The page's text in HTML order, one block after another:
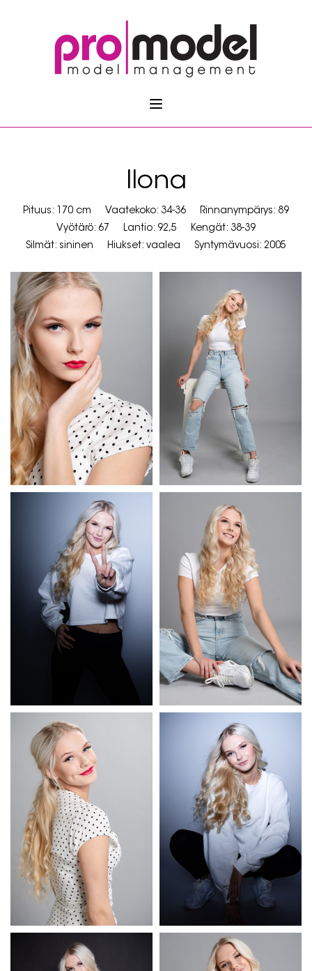
Ilona
Pituus: 170 cm Vaatekoko: 34-36
Rinnanympärys: 89
Vyötärö: 67
Lantio: 92,5
Kengät: 38-39
Silmät: sininen
Hiukset: vaalea Syntymävuosi: 2005